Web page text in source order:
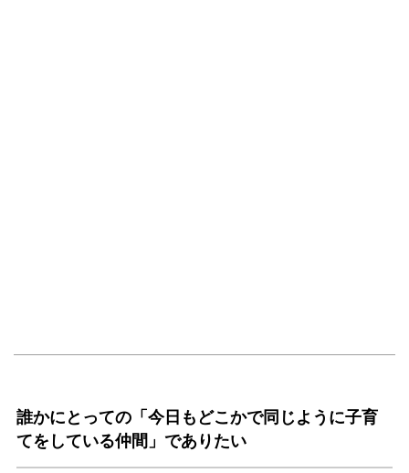
誰かにとっての「今日もどこかで同じように子育
てをしている仲間」でありたい